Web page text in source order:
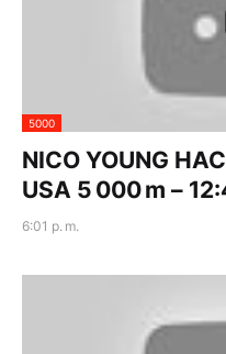
5000
NICO YOUNG
USA 5 000 m –
6:01 p. m.